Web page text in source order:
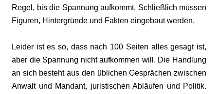
Regel, bis die Spannung aufkommt. Schließlich müssen
Figuren, Hintergründe und Fakten eingebaut werden.
Leider ist es so, dass nach 100 Seiten alles gesagt ist,
aber die Spannung nicht aufkommen will. Die Handlung
an sich besteht aus den üblichen Gesprächen zwischen
Anwalt und Mandant, juristischen Abläufen und Politik.